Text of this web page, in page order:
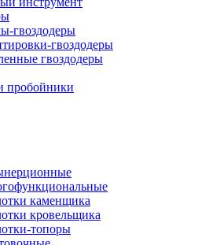
гвоздодеры
гвоздодеры
гвоздодеры
пробойники
каменщика
кровельщика
топоры